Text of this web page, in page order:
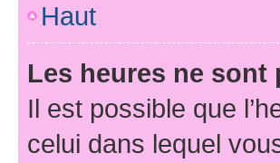
Haut
Les heures ne sont
Il est possible que
celui dans lequel